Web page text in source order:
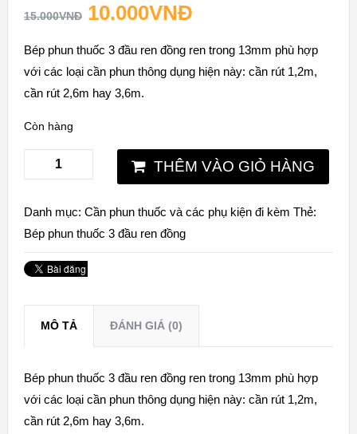
15.000VNĐ 10.000VNĐ
Bép phun thuốc 3 đầu ren đồng ren trong 13mm phù hợp
với các loại cần phun thông dụng hiện này: cần rút 1,2m,
cần rút 2,6m hay 3,6m.
Còn hàng
THÊM VÀO GIỎ HÀNG
Danh mục: Cần phun thuốc và các phụ kiện đi kèm Thẻ:
Bép phun thuốc 3 đầu ren đồng
MÔ TẢ ĐÁNH GIÁ (0)
Bép phun thuốc 3 đầu ren đồng ren trong 13mm phù hợp
với các loại cần phun thông dụng hiện này: cần rút 1,2m,
cần rút 2,6m hay 3,6m.